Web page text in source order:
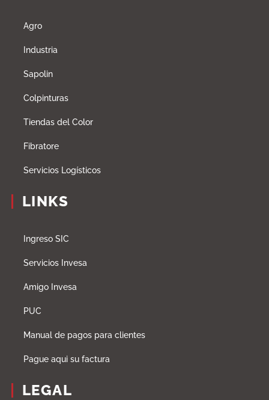
Agro
Industria
Sapolin
Colpinturas
Tiendas del Color
Fibratore
Servicios Logísticos
LINKS
Ingreso SIC
Servicios Invesa
Amigo Invesa
PUC
Manual de pagos para clientes
Pague aqui su factura
LEGAL